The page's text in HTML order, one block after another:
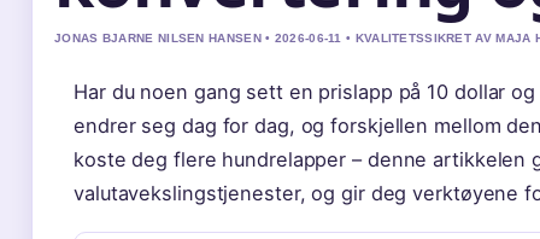
JONAS BJARNE NILSEN HANSEN • 2026-06-11 • KVALITETSSIKRET AV MAJA
Har du noen gang sett en prislapp på 10 dollar
endrer seg dag for dag, og forskjellen mellom
koste deg flere hundrelapper – denne artikkelen
valutavekslingstjenester, og gir deg verktøyene